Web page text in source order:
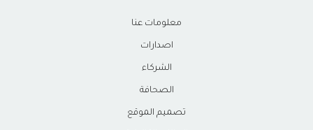
معلومات عنا
اصدارات
الشركاء
الصحافة
تصميم الموقع